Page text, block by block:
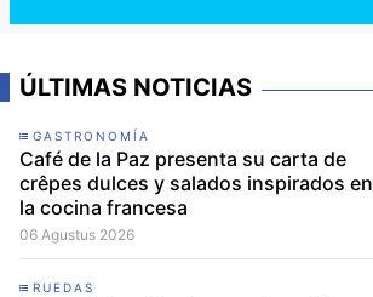
ÚLTIMAS NOTICIAS
GASTRONOMÍA
Café de la Paz presenta su carta de
crêpes dulces y salados inspirados en
la cocina francesa
06 Agustus 2026
RUEDAS